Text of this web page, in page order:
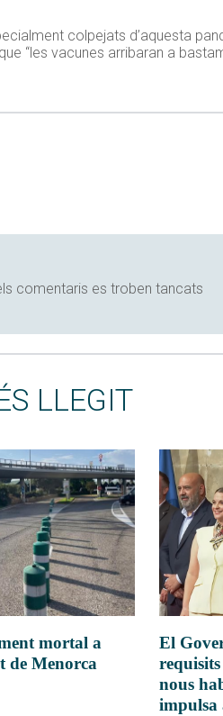
colpejats d’aquesta
“les vacunes arribaran a
comentaris es troben tancats
LLEGIT
mortal a
de Menorca
El
nous
impulsa